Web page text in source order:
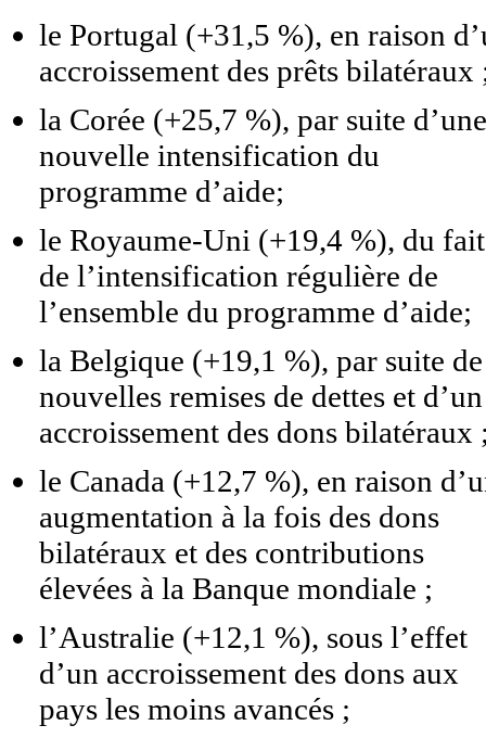
le Portugal (+31,5 %), en raison
accroissement des prêts bilatéraux
la Corée (+25,7 %), par suite d’une
nouvelle intensification du
programme d’aide;
le Royaume-Uni (+19,4 %), du fait
de l’intensification régulière de
l’ensemble du programme d’aide;
la Belgique (+19,1 %), par suite de
nouvelles remises de dettes et d’un
accroissement des dons bilatéraux
le Canada (+12,7 %), en raison
augmentation à la fois des dons
bilatéraux et des contributions
élevées à la Banque mondiale ;
l’Australie (+12,1 %), sous l’effet
d’un accroissement des dons aux
pays les moins avancés ;